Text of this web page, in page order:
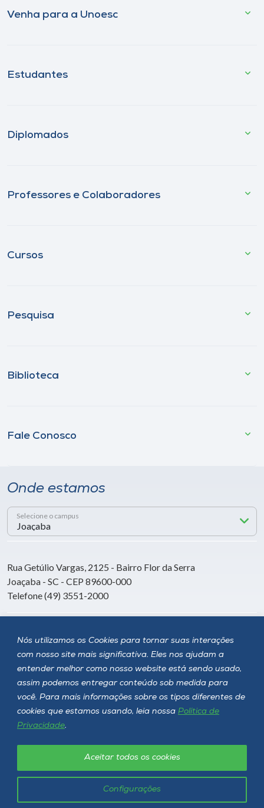
Nós utilizamos os Cookies para tornar suas interações
com nosso site mais significativa. Eles nos ajudam a
entender melhor como nosso website está sendo usado,
assim podemos entregar conteúdo sob medida para
você. Para mais informações sobre os tipos diferentes de
cookies que estamos usando, leia nossa Política de
Privacidade.
Configurações
Aceitar todos os cookies
Venha para a Unoesc
Estudantes
Diplomados
Professores e Colaboradores
Cursos
Pesquisa
Biblioteca
Fale Conosco
Onde estamos
Selecione o campus
Rua Getúlio Vargas, 2125 - Bairro Flor da Serra
Joaçaba - SC - CEP 89600-000
Telefone (49) 3551-2000
Siga a Unoesc
Unoesc © 2026 - Todos os direitos reservados
Política de privacidade LGPD